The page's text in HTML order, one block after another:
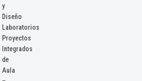
y
Diseño
Laboratorios
Proyectos
Integrados
de
Aula